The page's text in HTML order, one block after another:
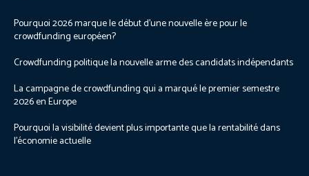
Pourquoi 2026 marque le début d’une nouvelle ère pour le
crowdfunding européen?
Crowdfunding politique la nouvelle arme des candidats indépendants
La campagne de crowdfunding qui a marqué le premier semestre
2026 en Europe
Pourquoi la visibilité devient plus importante que la rentabilité dans
l’économie actuelle